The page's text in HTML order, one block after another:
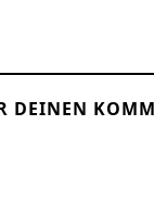
DEINEN